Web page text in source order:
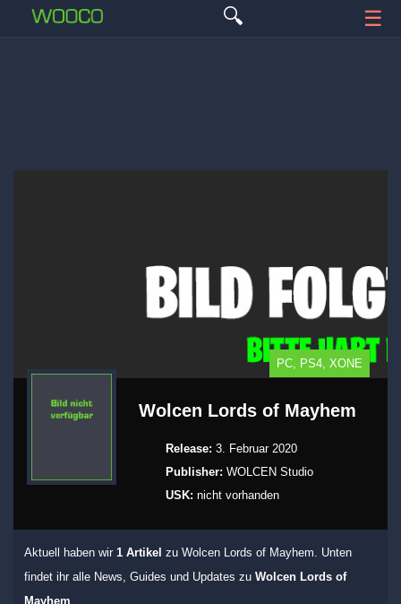
🔍 ☰
PC, PS4, XONE
Wolcen Lords of Mayhem
Release: 3. Februar 2020
Publisher: WOLCEN Studio
USK: nicht vorhanden
Aktuell haben wir 1 Artikel zu Wolcen Lords of Mayhem. Unten
findet ihr alle News, Guides und Updates zu Wolcen Lords of
Mayhem.